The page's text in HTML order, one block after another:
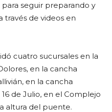
seguir preparando y
través de videos en
cuatro sucursales en la
en la cancha
en la cancha
de Julio, en el Complejo
altura del puente.